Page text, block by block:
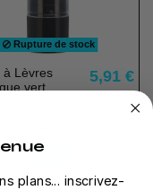
Rupture de stock
à Lèvres
vert
5,91 €
Voir
plans... inscrivez-